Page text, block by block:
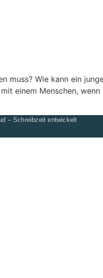
muss? Wie kann ein
einem Menschen,
– Schreibzeit entwickelt